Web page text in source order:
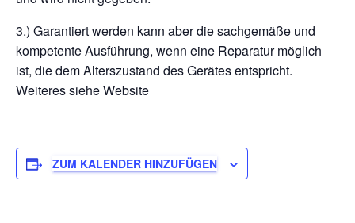
3.) Garantiert werden kann aber die sachgemäße und
kompetente Ausführung, wenn eine Reparatur möglich
ist, die dem Alterszustand des Gerätes entspricht.
Weiteres siehe Website
ZUM KALENDER HINZUFÜGEN